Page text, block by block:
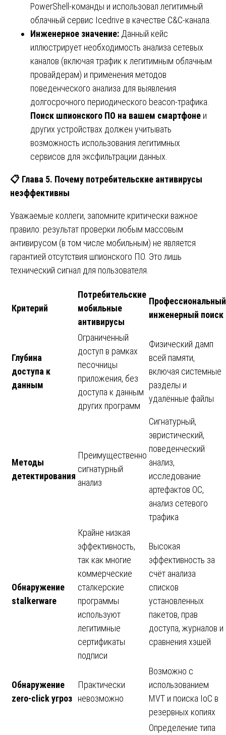
PowerShell-команды и использовал легитимный
облачный сервис Icedrive в качестве C&C-канала.
Инженерное значение: Данный кейс
иллюстрирует необходимость анализа сетевых
каналов (включая трафик к легитимным облачным
провайдерам) и применения методов
поведенческого анализа для выявления
долгосрочного периодического beacon-трафика.
Поиск шпионского ПО на вашем смартфоне и
других устройствах должен учитывать
возможность использования легитимных
сервисов для эксфильтрации данных.
📋 Глава 5. Почему потребительские антивирусы
неэффективны
Уважаемые коллеги, запомните критически важное
правило: результат проверки любым массовым
антивирусом (в том числе мобильным) не является
гарантией отсутствия шпионского ПО. Это лишь
технический сигнал для пользователя.
Критерий
Потребительские
мобильные
антивирусы
Профессиональный
инженерный поиск
Глубина
доступа к
данным
Ограниченный
доступ в рамках
песочницы
приложения, без
доступа к данным
других программ
Физический дамп
всей памяти,
включая системные
разделы и
удалённые файлы
Методы
детектирования
Преимущественно
сигнатурный
анализ
Сигнатурный,
эвристический,
поведенческий
анализ,
исследование
артефактов ОС,
анализ сетевого
трафика
Обнаружение
stalkerware
Крайне низкая
эффективность,
так как многие
коммерческие
сталкерские
программы
используют
легитимные
сертификаты
подписи
Высокая
эффективность за
счёт анализа
списков
установленных
пакетов, прав
доступа, журналов и
сравнения хэшей
Обнаружение
zero-click угроз
Практически
невозможно
Возможно с
использованием
MVT и поиска IoC в
резервных копиях
Определение типа